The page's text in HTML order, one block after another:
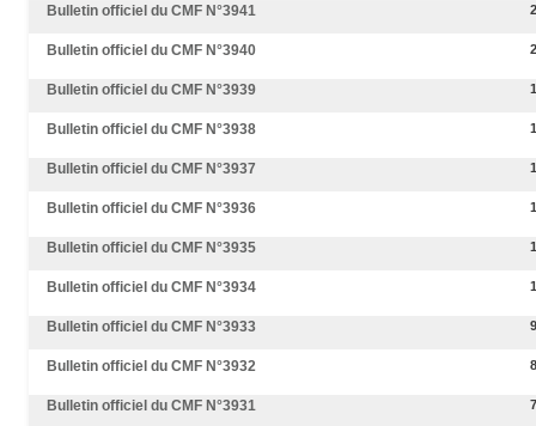
Bulletin officiel du CMF N°3941
Bulletin officiel du CMF N°3940
Bulletin officiel du CMF N°3939
Bulletin officiel du CMF N°3938
Bulletin officiel du CMF N°3937
Bulletin officiel du CMF N°3936
Bulletin officiel du CMF N°3935
Bulletin officiel du CMF N°3934
Bulletin officiel du CMF N°3933 9
Bulletin officiel du CMF N°3932 8
Bulletin officiel du CMF N°3931 7